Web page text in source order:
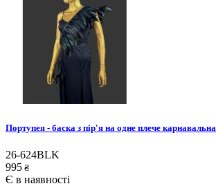
Портупея - баска з пір'я на одне плече карнавальна
26-624BLK
995 ₴
Є в наявності